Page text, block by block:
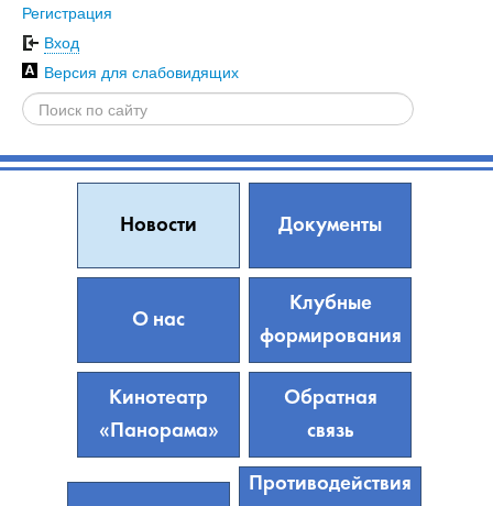
Регистрация
Вход
Версия для слабовидящих
Новости Документы
О нас
Клубные
формирования
Кинотеатр
«Панорама»
Обратная
связь
Противодействия